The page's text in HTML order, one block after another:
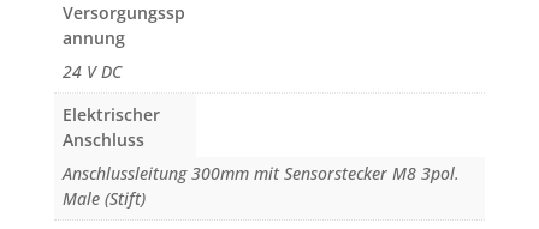
Versorgungssp
annung
24 V DC
Elektrischer
Anschluss
Anschlussleitung 300mm mit Sensorstecker M8 3pol.
Male (Stift)